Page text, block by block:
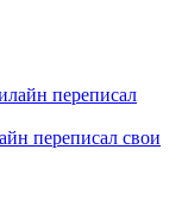
переписал свои